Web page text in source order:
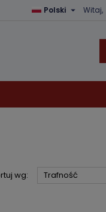
Witaj,
Polski 
wg: Trafność